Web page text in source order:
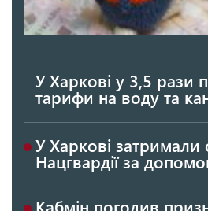
У Харкові у 3,5 рази
тарифи на воду та
У Харкові затримали
Нацгвардії за
Кабмін погодив